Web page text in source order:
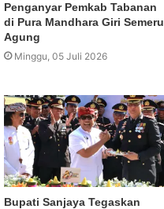
Penganyar Pemkab Tabanan
di Pura Mandhara Giri Semeru
Agung
Minggu, 05 Juli 2026
Bupati Sanjaya Tegaskan